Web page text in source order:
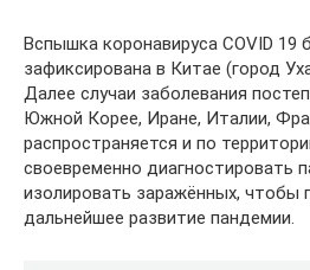
Вспышка коронавируса COVID 19
зафиксирована в Китае (город
Далее случаи заболевания
Южной Корее, Иране, Италии,
распространяется и по
своевременно диагностировать
изолировать заражённых, чтобы
дальнейшее развитие пандемии.